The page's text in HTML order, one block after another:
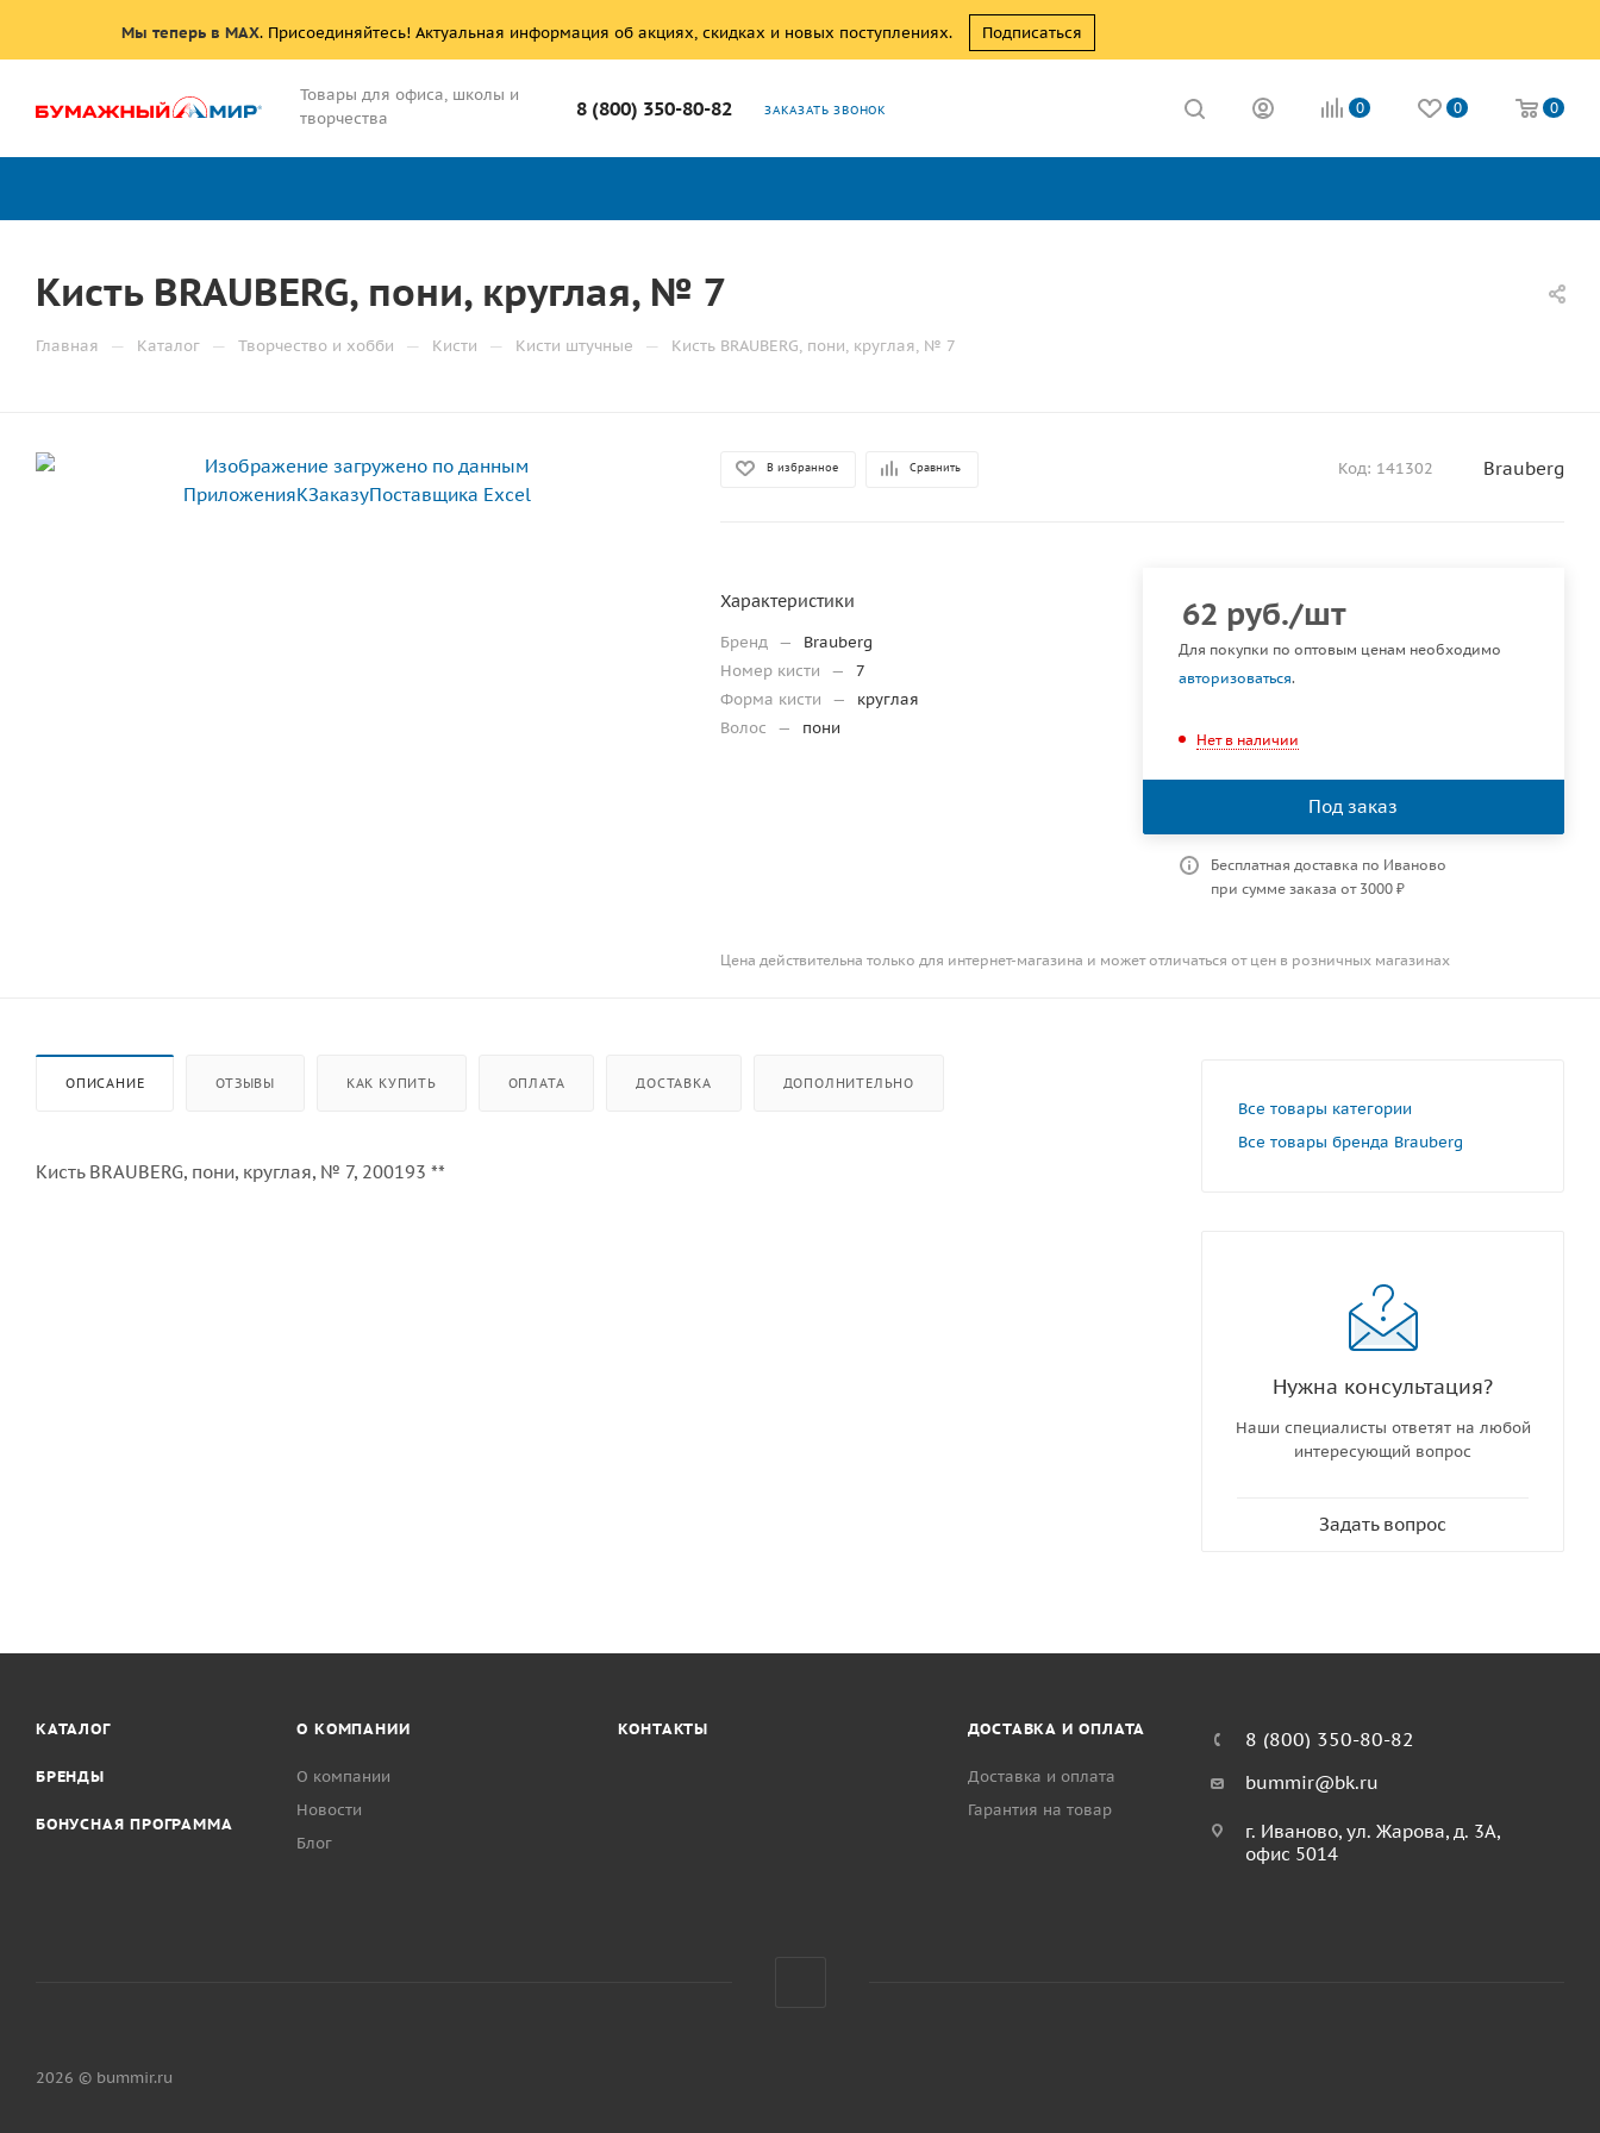
Мы теперь в MAX. Присоединяйтесь! Актуальная информация об акциях, скидках и новых поступлениях. Подписаться
Товары для офиса, школы и
творчества
8 (800) 350-80-82 ЗАКАЗАТЬ ЗВОНОК 0 0 0
Кисть BRAUBERG, пони, круглая, № 7
Главная — Каталог — Творчество и хобби — Кисти — Кисти штучные — Кисть BRAUBERG, пони, круглая, № 7
В избранное Сравнить Код: 141302 Brauberg
Характеристики
Бренд —
Brauberg
Номер кисти
—
7
Форма кисти
—
круглая
Волос
— пони
62 руб./шт
Для покупки по оптовым ценам необходимо
авторизоваться.
Нет в наличии
Под заказ
Бесплатная доставка по Иваново
при сумме заказа от 3000 ₽
Цена действительна только для интернет-магазина и может отличаться от цен в розничных магазинах
ОПИСАНИЕ ОТЗЫВЫ КАК КУПИТЬ ОПЛАТА ДОСТАВКА ДОПОЛНИТЕЛЬНО
Кисть BRAUBERG, пони, круглая, № 7, 200193 **
Все товары категории
Все товары бренда Brauberg
Нужна консультация?
Наши специалисты ответят на любой
интересующий вопрос
Задать вопрос
КАТАЛОГ
БРЕНДЫ
БОНУСНАЯ ПРОГРАММА
О КОМПАНИИ
О компании
Новости
Блог
КОНТАКТЫ ДОСТАВКА И ОПЛАТА
Доставка и оплата
Гарантия на товар
8 (800) 350-80-82
bummir@bk.ru
г. Иваново, ул. Жарова, д. 3А,
офис 5014
2026 © bummir.ru